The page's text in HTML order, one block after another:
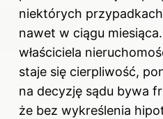
niektórych
nawet w ciągu
właściciela
staje się cierpliwość,
na decyzję sądu bywa
że bez wykreślenia